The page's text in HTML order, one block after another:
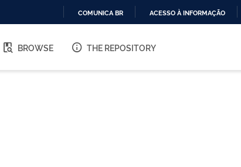
O
COMUNICA BR ACESSO À INFORMAÇÃO
BROWSE THE REPOSITORY